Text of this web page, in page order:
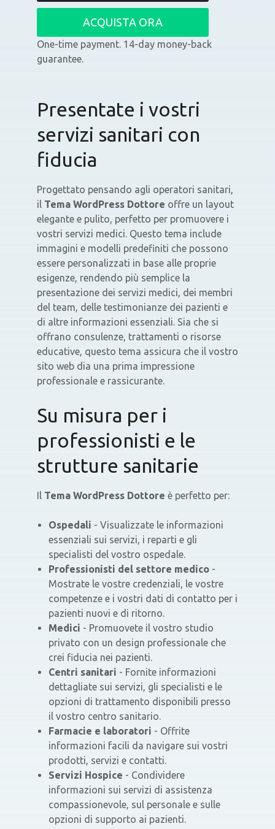
ACQUISTA ORA
One-time payment. 14-day money-back
guarantee.
Presentate i vostri
servizi sanitari con
fiducia
Progettato pensando agli operatori sanitari,
il Tema WordPress Dottore offre un layout
elegante e pulito, perfetto per promuovere i
vostri servizi medici. Questo tema include
immagini e modelli predefiniti che possono
essere personalizzati in base alle proprie
esigenze, rendendo più semplice la
presentazione dei servizi medici, dei membri
del team, delle testimonianze dei pazienti e
di altre informazioni essenziali. Sia che si
offrano consulenze, trattamenti o risorse
educative, questo tema assicura che il vostro
sito web dia una prima impressione
professionale e rassicurante.
Su misura per i
professionisti e le
strutture sanitarie
Il Tema WordPress Dottore è perfetto per:
Ospedali - Visualizzate le informazioni
essenziali sui servizi, i reparti e gli
specialisti del vostro ospedale.
Professionisti del settore medico -
Mostrate le vostre credenziali, le vostre
competenze e i vostri dati di contatto per i
pazienti nuovi e di ritorno.
Medici - Promuovete il vostro studio
privato con un design professionale che
crei fiducia nei pazienti.
Centri sanitari - Fornite informazioni
dettagliate sui servizi, gli specialisti e le
opzioni di trattamento disponibili presso
il vostro centro sanitario.
Farmacie e laboratori - Offrite
informazioni facili da navigare sui vostri
prodotti, servizi e contatti.
Servizi Hospice - Condividere
informazioni sui servizi di assistenza
compassionevole, sul personale e sulle
opzioni di supporto ai pazienti.